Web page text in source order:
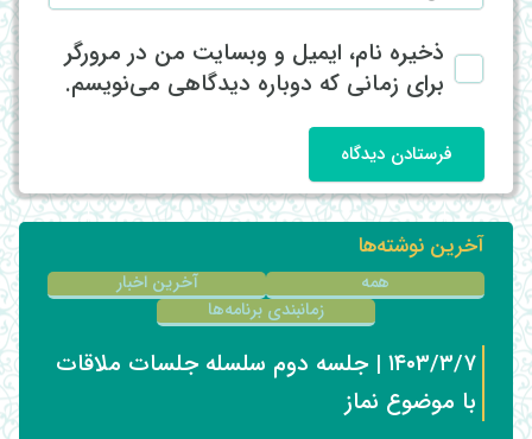
ذخیره نام، ایمیل و وبسایت من در مرورگر
برای زمانی که دوباره دیدگاهی می‌نویسم.
فرستادن دیدگاه
آخرین نوشته‌ها
همه
آخرین اخبار
زمانبندی برنامه‌ها
۱۴۰۳/۳/۷ | جلسه دوم سلسله جلسات ملاقات
با موضوع نماز